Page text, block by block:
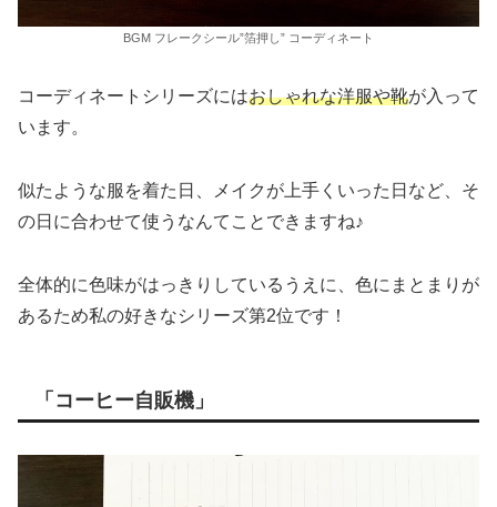
BGM フレークシール”箔押し” コーディネート
コーディネートシリーズにはおしゃれな洋服や靴が入って
います。
似たような服を着た日、メイクが上手くいった日など、そ
の日に合わせて使うなんてことできますね♪
全体的に色味がはっきりしているうえに、色にまとまりが
あるため私の好きなシリーズ第2位です！
「コーヒー自販機」